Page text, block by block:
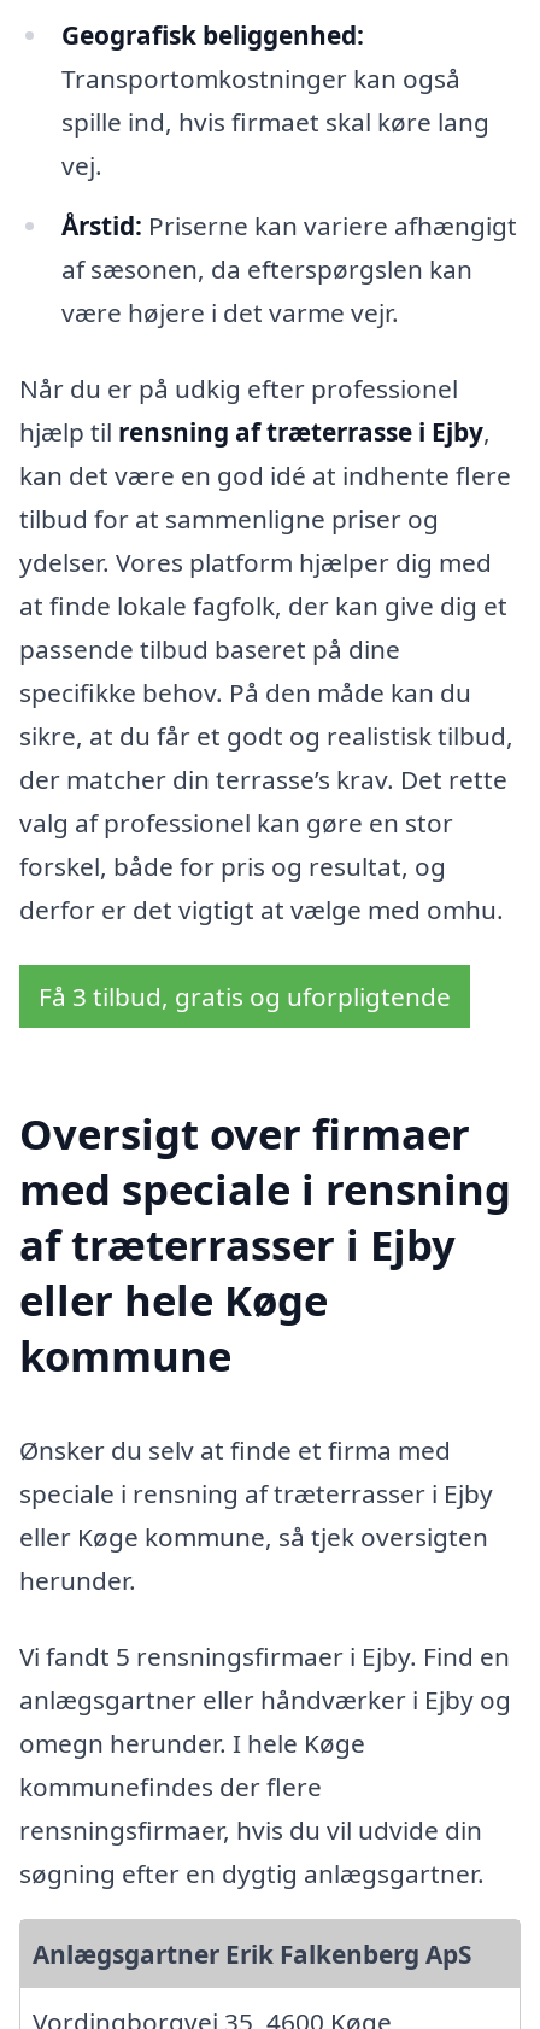
Geografisk beliggenhed:
Transportomkostninger kan også
spille ind, hvis firmaet skal køre lang
vej.
Årstid: Priserne kan variere afhængigt
af sæsonen, da efterspørgslen kan
være højere i det varme vejr.
Når du er på udkig efter professionel
hjælp til rensning af træterrasse i Ejby,
kan det være en god idé at indhente flere
tilbud for at sammenligne priser og
ydelser. Vores platform hjælper dig med
at finde lokale fagfolk, der kan give dig et
passende tilbud baseret på dine
specifikke behov. På den måde kan du
sikre, at du får et godt og realistisk tilbud,
der matcher din terrasse’s krav. Det rette
valg af professionel kan gøre en stor
forskel, både for pris og resultat, og
derfor er det vigtigt at vælge med omhu.
Få 3 tilbud, gratis og uforpligtende
Oversigt over firmaer
med speciale i rensning
af træterrasser i Ejby
eller hele Køge
kommune
Ønsker du selv at finde et firma med
speciale i rensning af træterrasser i Ejby
eller Køge kommune, så tjek oversigten
herunder.
Vi fandt 5 rensningsfirmaer i Ejby. Find en
anlægsgartner eller håndværker i Ejby og
omegn herunder. I hele Køge
kommunefindes der flere
rensningsfirmaer, hvis du vil udvide din
søgning efter en dygtig anlægsgartner.
Anlægsgartner Erik Falkenberg ApS